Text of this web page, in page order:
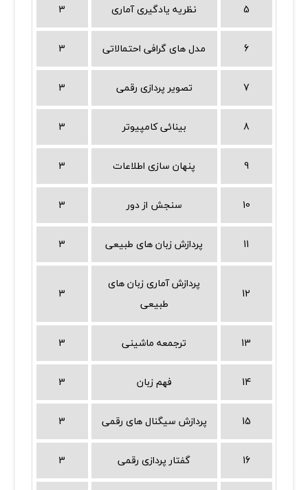
3 نظریه یادگیری آماری 5
3 مدل های گرافی احتمالاتی 6
3 تصویر پردازی رقمی 7
3 بینائی کامپیوتر 8
3 پنهان سازی اطلاعات 9
3 سنجش از دور 10
3 پردازش زبان های طبیعی 11
3
پردازش آماری زبان های
طبیعی
12
3 ترجمعه ماشینی 13
3 فهم زبان 14
3 پردازش سیگنال های رقمی 15
3 گفتار پردازی رقمی 16